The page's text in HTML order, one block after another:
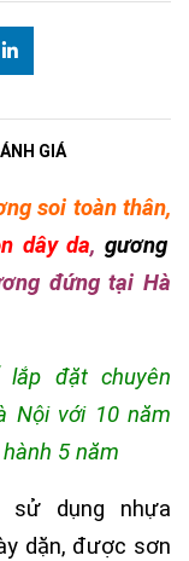
GIÁ
soi toàn thân,
dây da,gương
đứng tại Hà
đặt chuyên
Nội với 10 năm
5 ­­năm
sử dụng nhựa
dặn, được sơn